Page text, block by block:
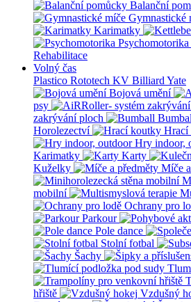
Balanční
Gymnastické
Karimatky
Psychomotorika
Rehabilitace
Volný čas
Plastico Rototech KV Billiard Yate
Bojová umění
psy
zakrývání ploch
Horolezectví
Hrací
Hry indoor,
Karimatky
Karty
Kuželky
Míče
mobilní
Ochrany pro
Parkour
Pole dance
Stolní fotbal
Šachy
hřiště
Vzdušný